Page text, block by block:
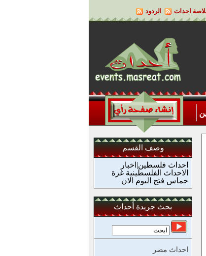
احداث الردود
وصف القسم
احداث فلسطين|اخبار
الاحداث الفلسطينية غزة
حماس فتح اليوم الان
بحث جريدة أحداث
احداث مصر